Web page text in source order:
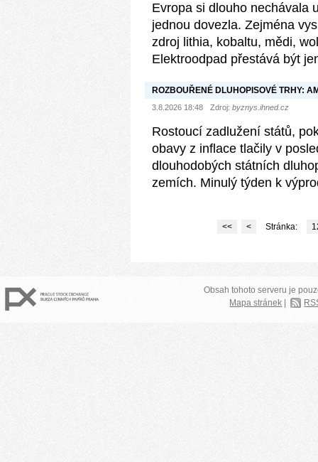
Evropa si dlouho nechávala
jednou dovezla. Zejména
zdroj lithia, kobaltu, mědi,
Elektroodpad přestává být
ROZBOUŘENÉ DLUHOPISOVÉ TRHY:
SÁZCE JE VŠAK JEJÍ
3.8.2026 18:48 Zdroj: byznys.ihned.cz
Rostoucí zadlužení států,
obavy z inflace tlačily v
dlouhodobých státních
zemích. Minulý týden k
<< < Stránka:
Obsah tohoto serveru je
Mapa stránek